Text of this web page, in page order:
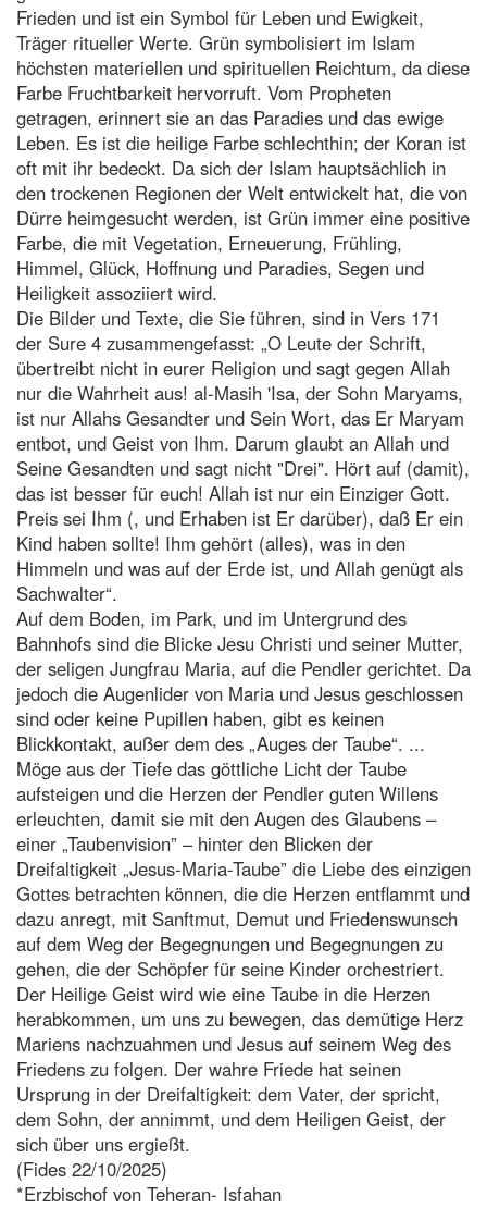
Frieden und ist ein Symbol für Leben und Ewigkeit,
Träger ritueller Werte. Grün symbolisiert im Islam
höchsten materiellen und spirituellen Reichtum, da diese
Farbe Fruchtbarkeit hervorruft. Vom Propheten
getragen, erinnert sie an das Paradies und das ewige
Leben. Es ist die heilige Farbe schlechthin; der Koran ist
oft mit ihr bedeckt. Da sich der Islam hauptsächlich in
den trockenen Regionen der Welt entwickelt hat, die von
Dürre heimgesucht werden, ist Grün immer eine positive
Farbe, die mit Vegetation, Erneuerung, Frühling,
Himmel, Glück, Hoffnung und Paradies, Segen und
Heiligkeit assoziiert wird.
Die Bilder und Texte, die Sie führen, sind in Vers 171
der Sure 4 zusammengefasst: „O Leute der Schrift,
übertreibt nicht in eurer Religion und sagt gegen Allah
nur die Wahrheit aus! al-Masih 'Isa, der Sohn Maryams,
ist nur Allahs Gesandter und Sein Wort, das Er Maryam
entbot, und Geist von Ihm. Darum glaubt an Allah und
Seine Gesandten und sagt nicht "Drei". Hört auf (damit),
das ist besser für euch! Allah ist nur ein Einziger Gott.
Preis sei Ihm (, und Erhaben ist Er darüber), daß Er ein
Kind haben sollte! Ihm gehört (alles), was in den
Himmeln und was auf der Erde ist, und Allah genügt als
Sachwalter“.
Auf dem Boden, im Park, und im Untergrund des
Bahnhofs sind die Blicke Jesu Christi und seiner Mutter,
der seligen Jungfrau Maria, auf die Pendler gerichtet. Da
jedoch die Augenlider von Maria und Jesus geschlossen
sind oder keine Pupillen haben, gibt es keinen
Blickkontakt, außer dem des „Auges der Taube“. ...
Möge aus der Tiefe das göttliche Licht der Taube
aufsteigen und die Herzen der Pendler guten Willens
erleuchten, damit sie mit den Augen des Glaubens –
einer „Taubenvision” – hinter den Blicken der
Dreifaltigkeit „Jesus-Maria-Taube” die Liebe des einzigen
Gottes betrachten können, die die Herzen entflammt und
dazu anregt, mit Sanftmut, Demut und Friedenswunsch
auf dem Weg der Begegnungen und Begegnungen zu
gehen, die der Schöpfer für seine Kinder orchestriert.
Der Heilige Geist wird wie eine Taube in die Herzen
herabkommen, um uns zu bewegen, das demütige Herz
Mariens nachzuahmen und Jesus auf seinem Weg des
Friedens zu folgen. Der wahre Friede hat seinen
Ursprung in der Dreifaltigkeit: dem Vater, der spricht,
dem Sohn, der annimmt, und dem Heiligen Geist, der
sich über uns ergießt.
(Fides 22/10/2025)
*Erzbischof von Teheran- Isfahan